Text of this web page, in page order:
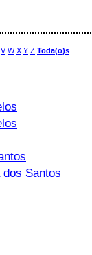
V W X Y Z Toda(o)s
Santos